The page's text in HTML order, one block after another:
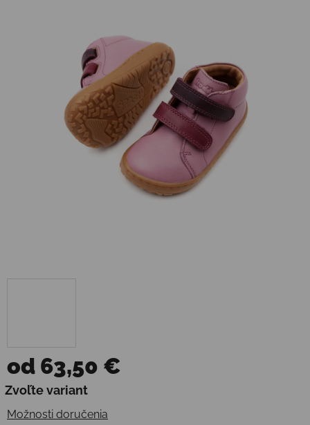
od 63,50 €
Jednotková cena:
Zvoľte variant
Možnosti doručenia